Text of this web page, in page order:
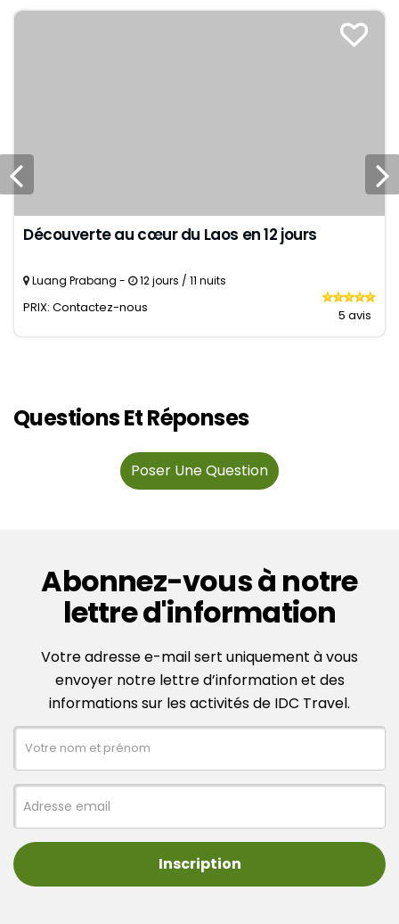
Découverte au cœur du Laos en 12 jours
Luang Prabang - 12 jours / 11 nuits
PRIX: Contactez-nous 5 avis
Questions Et Réponses
Poser Une Question
Abonnez-vous à notre
lettre d'information
Votre adresse e-mail sert uniquement à vous
envoyer notre lettre d’information et des
informations sur les activités de IDC Travel.
Inscription